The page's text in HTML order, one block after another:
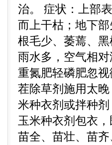
治。 症状：上部
而上干枯；地下
根毛少、萎蔫、
雨水多，空气相
重氮肥轻磷肥忽
茬除草剂施用太
米种衣剂或拌种
玉米种衣剂包衣
苗全、苗壮、苗